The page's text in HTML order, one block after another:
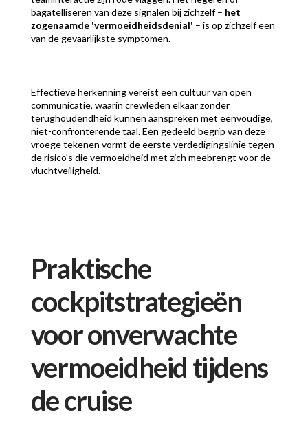
bagatelliseren van deze signalen bij zichzelf – het
zogenaamde 'vermoeidheidsdenial' – is op zichzelf een
van de gevaarlijkste symptomen.
Effectieve herkenning vereist een cultuur van open
communicatie, waarin crewleden elkaar zonder
terughoudendheid kunnen aanspreken met eenvoudige,
niet-confronterende taal. Een gedeeld begrip van deze
vroege tekenen vormt de eerste verdedigingslinie tegen
de risico's die vermoeidheid met zich meebrengt voor de
vluchtveiligheid.
Praktische
cockpitstrategieën
voor onverwachte
vermoeidheid tijdens
de cruise